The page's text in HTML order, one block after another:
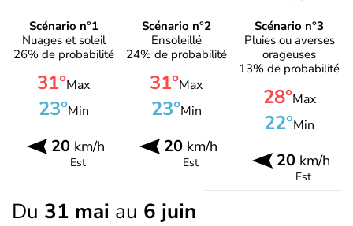
Scénario n°1
Nuages et soleil
26% de probabilité
31°Max
23°Min
20km/h
Est
Scénario n°2
Ensoleillé
24% de probabilité
31°Max
23°Min
20km/h
Est
Scénario n°3
Pluies ou averses
orageuses
13% de probabilité
28°Max
22°Min
20 km/h
Est
Du 31 mai au 6 juin